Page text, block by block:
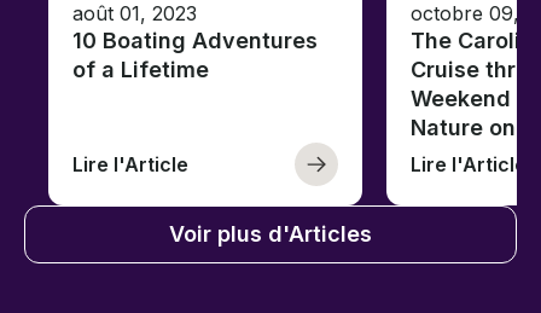
août 01, 2023
10 Boating Adventures
of a Lifetime
Lire l'Article
octobre 09,
The
Cruise
Weekend
Nature on
Lire l'Article
Voir plus d'Articles